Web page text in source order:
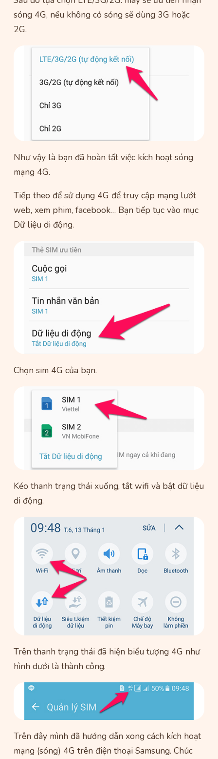
sóng 4G, nếu không có sóng sẽ dùng 3G hoặc
2G.
Như vậy là bạn đã hoàn tất việc kích hoạt sóng
mạng 4G.
Tiếp theo để sử dụng 4G để truy cập mạng lướt
web, xem phim, facebook… Bạn tiếp tục vào mục
Dữ liệu di động.
Chọn sim 4G của bạn.
Kéo thanh trạng thái xuống, tắt wifi và bật dữ liệu
di động.
Trên thanh trạng thái đã hiện biểu tượng 4G như
hình dưới là thành công.
Trên đây mình đã hướng dẫn xong cách kích hoạt
mạng (sóng) 4G trên điện thoại Samsung. Chúc